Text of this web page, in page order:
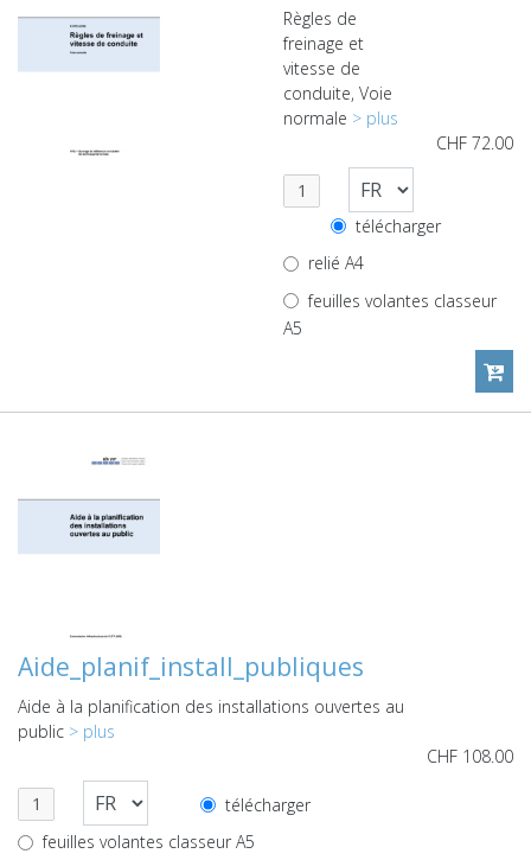
Règles de
freinage et
vitesse de
conduite, Voie
normale > plus
CHF 72.00
télécharger
relié A4
feuilles volantes classeur
A5
Aide_planif_install_publiques
Aide à la planification des installations ouvertes au
public > plus
CHF 108.00
télécharger
feuilles volantes classeur A5